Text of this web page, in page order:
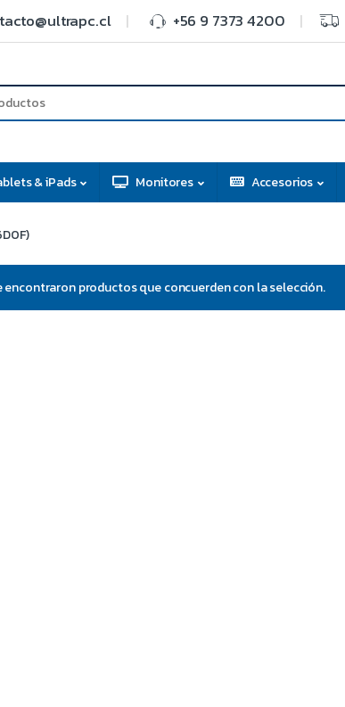
+56 9 7373 4200
& iPads Monitores Accesorios
encontraron productos que concuerden con la selección.